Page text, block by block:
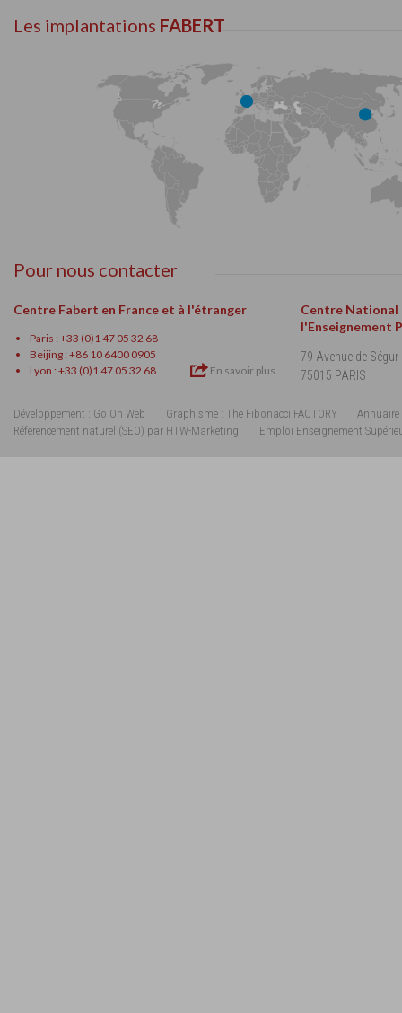
Les implantations FABERT
Pour nous contacter
Centre Fabert en France et à l'étranger
Paris : +33 (0)1 47 05 32 68
Beijing : +86 10 6400 0905
Lyon : +33 (0)1 47 05 32 68
En savoir plus
Centre National
l'Enseignement
79 Avenue de Ségur
75015 PARIS
Développement : Go On Web Graphisme : The Fibonacci FACTORY
Annuaire
Référencement naturel (SEO) par HTW-Marketing
Emploi Enseignement